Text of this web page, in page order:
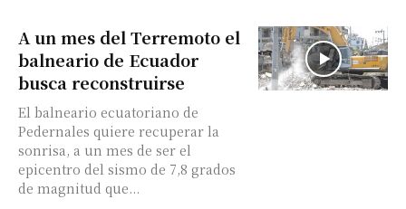
A un mes del Terremoto el
balneario de Ecuador
busca reconstruirse
El balneario ecuatoriano de
Pedernales quiere recuperar la
sonrisa, a un mes de ser el
epicentro del sismo de 7,8 grados
de magnitud que...